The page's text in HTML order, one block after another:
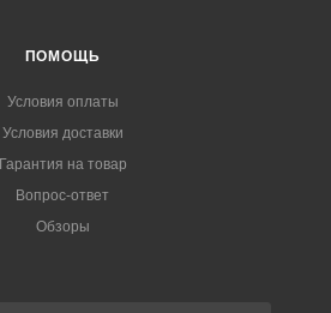
ПОМОЩЬ
Условия оплаты
Условия доставки
Гарантия на товар
Вопрос-ответ
Обзоры